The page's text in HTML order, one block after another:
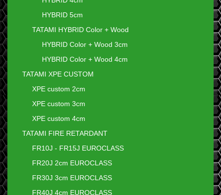
HYBRID 5cm
TATAMI HYBRID Color + Wood
HYBRID Color + Wood 3cm
HYBRID Color + Wood 4cm
TATAMI XPE CUSTOM
XPE custom 2cm
XPE custom 3cm
XPE custom 4cm
TATAMI FIRE RETARDANT
FR10J - FR15J EUROCLASS
FR20J 2cm EUROCLASS
FR30J 3cm EUROCLASS
FR40J 4cm EUROCLASS